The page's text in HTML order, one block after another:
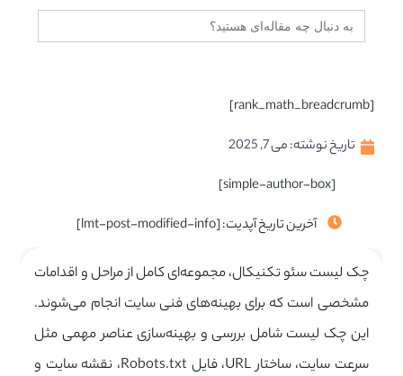
جستجو
برای:
[rank_math_breadcrumb]
تاریخ نوشته:می 7, 2025
[simple-author-box]
آخرین تاریخ آپدیت: [lmt-post-modified-info]
چک لیست سئو تکنیکال، مجموعه‌ای کامل از مراحل و اقدامات
مشخصی است که برای بهینه‌های فنی سایت انجام می‌شوند.
این چک لیست شامل بررسی و بهینه‌سازی عناصر مهمی مثل
سرعت سایت، ساختار URL، فایل Robots.txt، نقشه سایت و